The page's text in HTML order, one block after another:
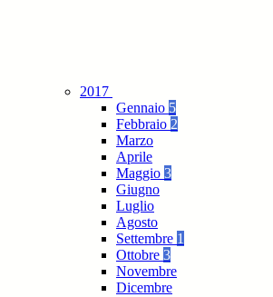
2017
Gennaio 5
Febbraio 2
Marzo
Aprile
Maggio 3
Giugno
Luglio
Agosto
Settembre 1
Ottobre 3
Novembre
Dicembre